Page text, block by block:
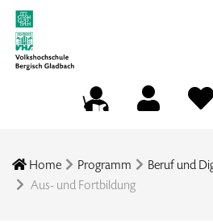
Home Programm
Beruf und
Aus- und Fortbildung